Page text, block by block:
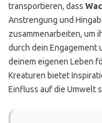
transportieren, dass
Anstrengung und
zusammenarbeiten, um
durch dein Engagement
deinem eigenen Leben
Kreaturen bietet
Einfluss auf die Umwelt